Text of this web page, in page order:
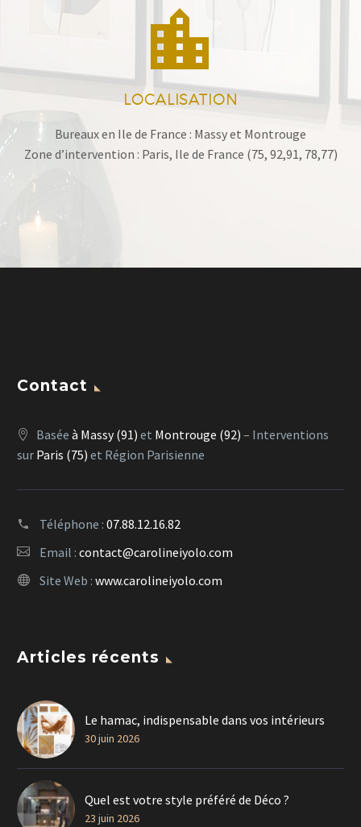


LOCALISATION
Bureaux en Ile de France : Massy et Montrouge
Zone d’intervention : Paris, Ile de France (75, 92,91, 78,77)
Contact
Basée à Massy (91) et Montrouge (92) – Interventions
sur Paris (75) et Région Parisienne
Téléphone : 07.88.12.16.82
Email : contact@carolineiyolo.com
Site Web : www.carolineiyolo.com
Articles récents
Le hamac, indispensable dans vos intérieurs
30 juin 2026
Quel est votre style préféré de Déco ?
23 juin 2026